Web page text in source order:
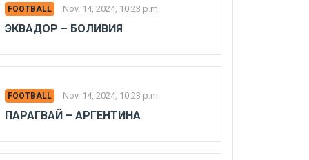
FOOTBALL Nov. 14, 2024, 10:23 p.m.
ЭКВАДОР – БОЛИВИЯ
FOOTBALL Nov. 14, 2024, 10:23 p.m.
ПАРАГВАЙ – АРГЕНТИНА